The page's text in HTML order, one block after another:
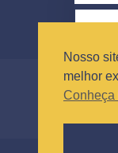
Nosso
melhor
Conheça